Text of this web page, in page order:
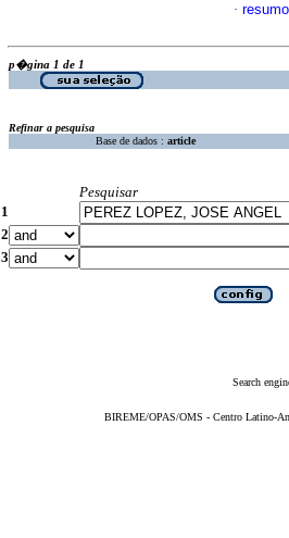
·
p�gina 1 de 1
Refinar a pesquisa
Base de dados : article
Pesquisar
1
2
3
Search
BIREME/OPAS/OMS - Centro Latino-